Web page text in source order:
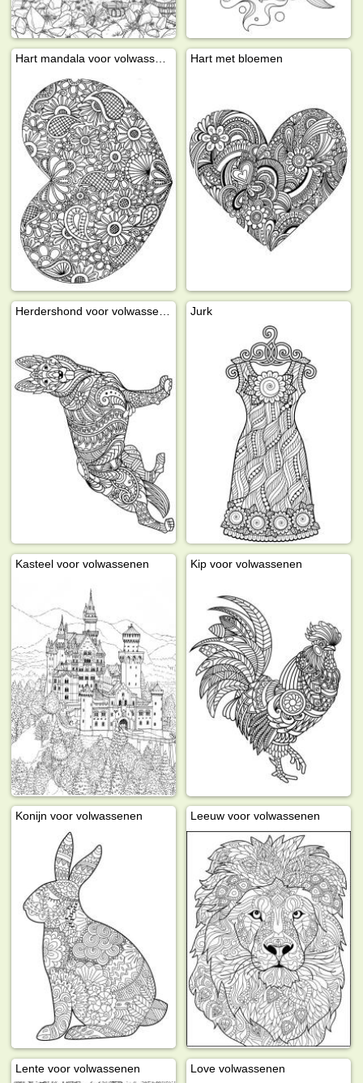
Hart met bloemen
Jurk
Kasteel voor volwassenen Kip voor volwassenen
Konijn voor volwassenen Leeuw voor volwassenen
Lente voor volwassenen Love volwassenen